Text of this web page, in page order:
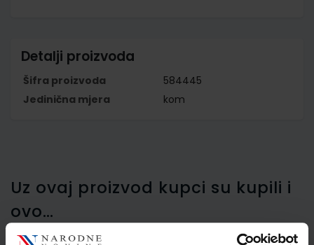
Detalji proizvoda
Šifra proizvoda
584445
Jedinična mjera
kom
Uz ovaj proizvod kupci su kupili i
ovo…